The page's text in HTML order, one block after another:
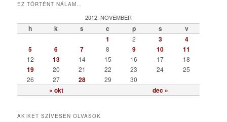
e
r
EZ TÖRTÉNT NÁLAM…
2012. NOVEMBER
h k s c p s v
« okt dec »
1 2 3
4
5
6 7 8 9 10 11
12 13 14 15 16 17 18
19 20 21 22 23 24
25
26
27 28 29 30
AKIKET SZÍVESEN OLVASOK